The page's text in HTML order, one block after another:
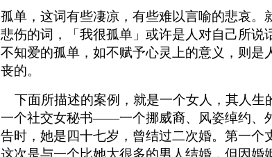
孤单，这词有些凄凉，有些难以言喻的悲哀。
悲伤的词，「我很孤单」或许是人对自己所说
不知爱的孤单，如不赋予心灵上的意义，则是
丧的。
下面所描述的案例，就是一个女人，其人生
一个社交女秘书——一个挪威裔、风姿绰约、
告时，她是四十七岁，曾结过二次婚。第一
这次是与一个比她大很多的男人结婚，但因